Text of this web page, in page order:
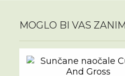
MOGLO BI VAS